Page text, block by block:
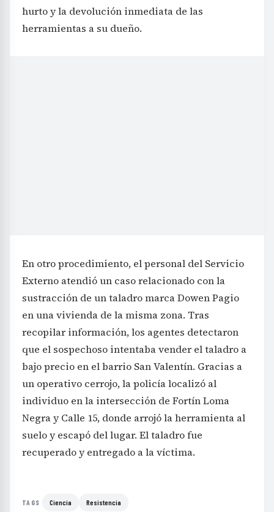
hurto y la devolución inmediata de las
herramientas a su dueño.
En otro procedimiento, el personal del Servicio
Externo atendió un caso relacionado con la
sustracción de un taladro marca Dowen Pagio
en una vivienda de la misma zona. Tras
recopilar información, los agentes detectaron
que el sospechoso intentaba vender el taladro a
bajo precio en el barrio San Valentín. Gracias a
un operativo cerrojo, la policía localizó al
individuo en la intersección de Fortín Loma
Negra y Calle 15, donde arrojó la herramienta al
suelo y escapó del lugar. El taladro fue
recuperado y entregado a la víctima.
TAGS Ciencia Resistencia